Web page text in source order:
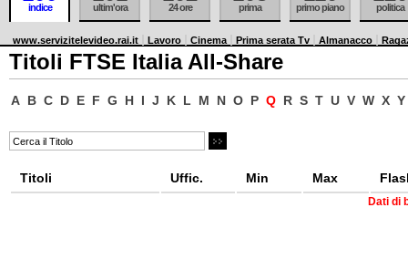
indice ultim'ora 24 ore prima primo piano politica
www.servizitelevideo.rai.it Lavoro Cinema Prima serata Tv Almanacco
Titoli FTSE Italia All-Share
A B C D E F G H I J K L M N O P Q R S T U V W X Y
Titoli Uffic. Min Max
Dati di